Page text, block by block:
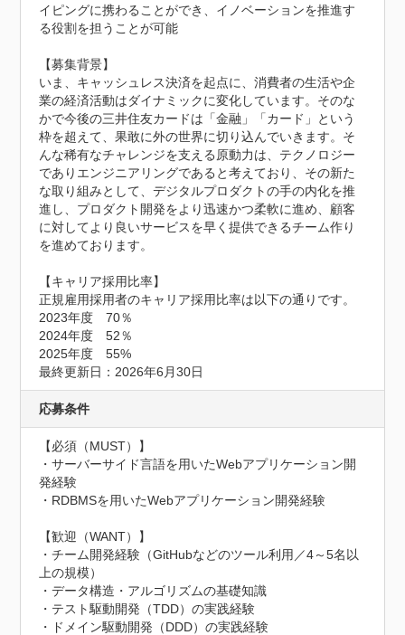
イピングに携わることができ、イノベーションを推進す
る役割を担うことが可能
【募集背景】
いま、キャッシュレス決済を起点に、消費者の生活や企
業の経済活動はダイナミックに変化しています。そのな
かで今後の三井住友カードは「金融」「カード」という
枠を超えて、果敢に外の世界に切り込んでいきます。そ
んな稀有なチャレンジを支える原動力は、テクノロジー
でありエンジニアリングであると考えており、その新た
な取り組みとして、デジタルプロダクトの手の内化を推
進し、プロダクト開発をより迅速かつ柔軟に進め、顧客
に対してより良いサービスを早く提供できるチーム作り
を進めております。
【キャリア採用比率】
正規雇用採用者のキャリア採用比率は以下の通りです。
2023年度　70％
2024年度　52％
2025年度　55%
最終更新日：2026年6月30日
応募条件
【必須（MUST）】
・サーバーサイド言語を用いたWebアプリケーション開
発経験
・RDBMSを用いたWebアプリケーション開発経験
【歓迎（WANT）】
・チーム開発経験（GitHubなどのツール利用／4～5名以
上の規模）
・データ構造・アルゴリズムの基礎知識
・テスト駆動開発（TDD）の実践経験
・ドメイン駆動開発（DDD）の実践経験